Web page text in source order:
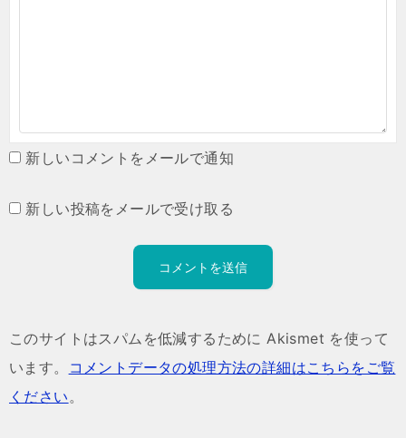
新しいコメントをメールで通知
新しい投稿をメールで受け取る
このサイトはスパムを低減するために Akismet を使って
います。
コメントデータの処理方法の詳細はこちらをご覧
ください。